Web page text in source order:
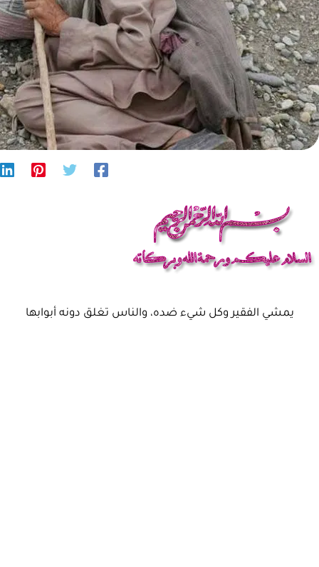
يمشي الفقير وكل شيء ضده، والناس تغلق دونه أبوابها